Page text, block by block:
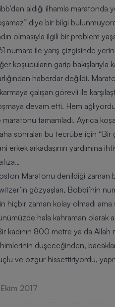
aldığı ilhamla maratonda
diye bir bilgi
olmasıyla ilgili bir problem
numara ile yarış çizgisinde
koşucuların garip
haberdar değildi.
çalışan görevli ile
devam etti. Hem
maratonu tamamladı. Ayrıca
sonraları bu tecrübe için “Bir
erkek arkadaşının yardımına
Maratonu denildiği zaman
gözyaşları, Bobbi’nin
hiçbir zaman kolay olmadı
hala kahraman olarak
kadının 800 metre ya da Allah
düşeceğinden,
ve özgür hissettiriyordu,
2017